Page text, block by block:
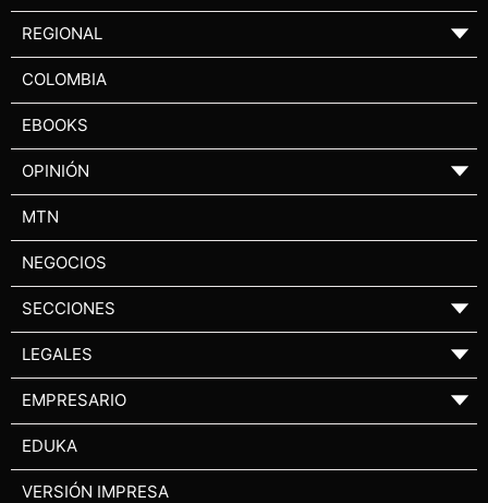
REGIONAL ▼
COLOMBIA
EBOOKS
OPINIÓN ▼
MTN
NEGOCIOS
SECCIONES ▼
LEGALES ▼
EMPRESARIO ▼
EDUKA
VERSIÓN IMPRESA